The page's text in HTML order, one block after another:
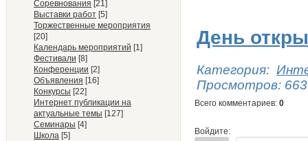
Соревнования [21]
Выставки работ [5]
Торжественные мероприятия
[20]
Календарь мероприятий [1]
Фестивали [8]
Конференции [2]
Объявления [16]
Конкурсы [22]
Интернет публикации на
актуальные темы [127]
Семинары [4]
Школа [5]
День
Категория:
Просмотров: 663
Всего комментариев: 0
Войдите: